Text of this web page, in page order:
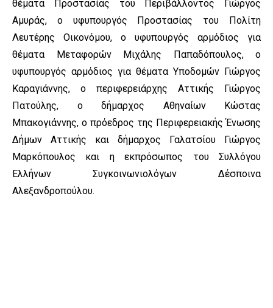
θέματα Προστασίας του Περιβάλλοντος Γιώργος
Αμυράς, ο υφυπουργός Προστασίας του Πολίτη
Λευτέρης Οικονόμου, ο υφυπουργός αρμόδιος για
θέματα Μεταφορών Μιχάλης Παπαδόπουλος, ο
υφυπουργός αρμόδιος για θέματα Υποδομών Γιώργος
Καραγιάννης, ο περιφερειάρχης Αττικής Γιώργος
Πατούλης, ο δήμαρχος Αθηναίων Κώστας
Μπακογιάννης, ο πρόεδρος της Περιφερειακής Ένωσης
Δήμων Αττικής και δήμαρχος Γαλατσίου Γιώργος
Μαρκόπουλος και η εκπρόσωπος του Συλλόγου
Ελλήνων Συγκοινωνιολόγων Δέσποινα
Αλεξανδροπούλου.